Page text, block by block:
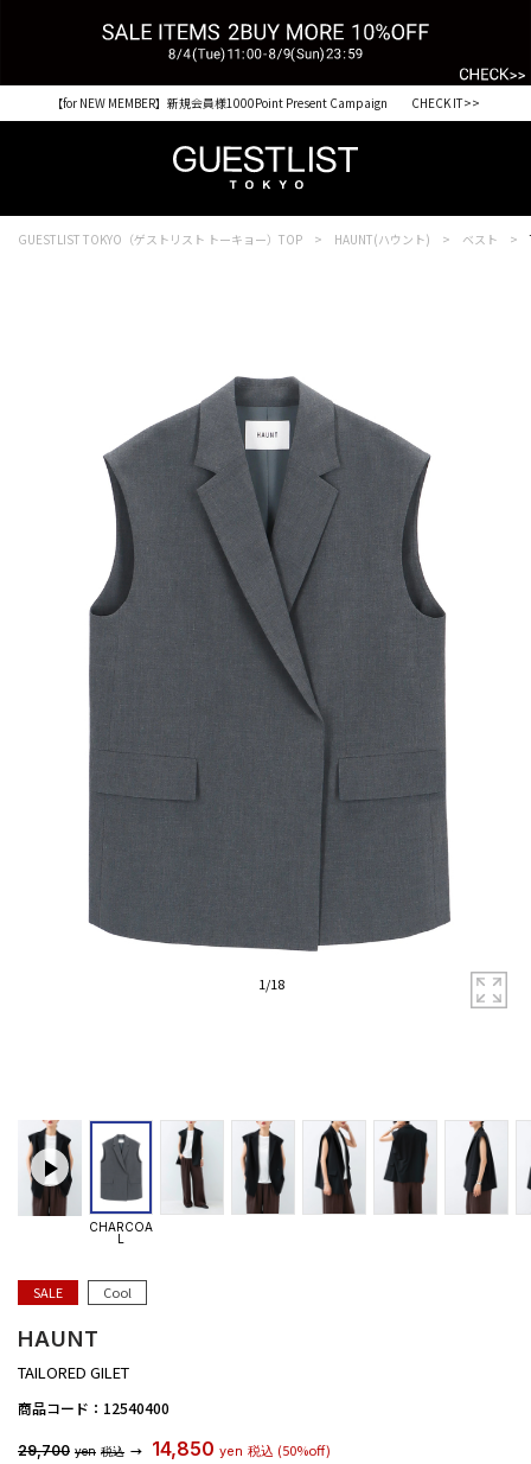
【for NEW MEMBER】新規会員様1000Point Present Campaign CHECK IT>>
GUESTLIST TOKYO（ゲストリスト トーキョー）TOP HAUNT(ハウント) ベスト
1/18
CHARCOA
L
SALE Cool
HAUNT
TAILORED GILET
商品コード： 12540400
29,700 yen 税込 → 14,850 yen 税込 (50%off)